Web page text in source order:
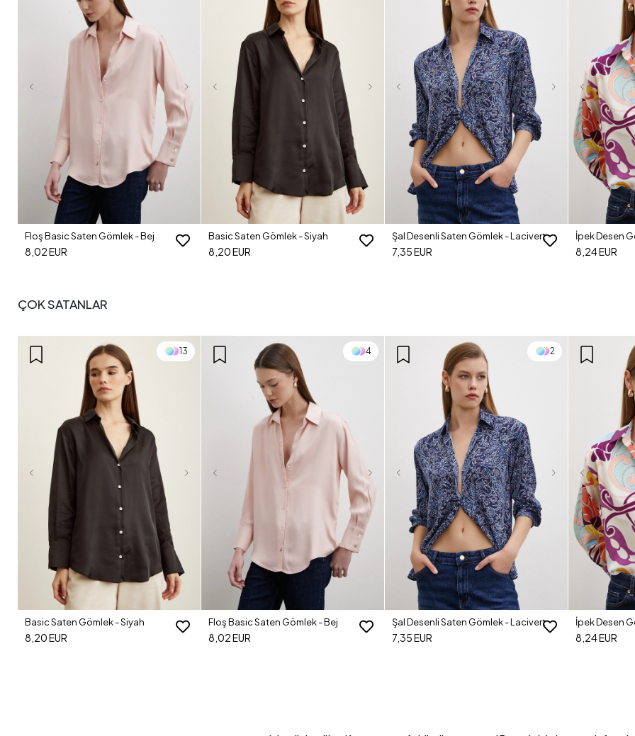
Floş Basic Saten Gömlek - Bej
8,02 EUR
Basic Saten Gömlek - Siyah
8,20 EUR
Şal Desenli Saten Gömlek - Lacivert
7,35 EUR
İpek Desen
8,24 EUR
ÇOK SATANLAR
13
Basic Saten Gömlek - Siyah
8,20 EUR
4
Floş Basic Saten Gömlek - Bej
8,02 EUR
2
Şal Desenli Saten Gömlek - Lacivert
7,35 EUR
İpek Desen
8,24 EUR